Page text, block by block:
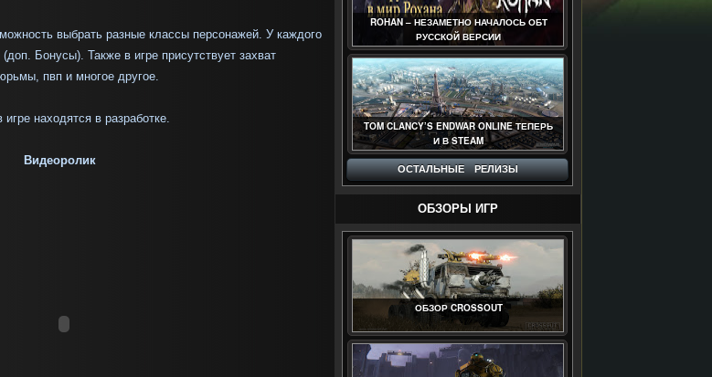
выбрать разные классы персонажей. У каждого
Бонусы). Также в игре присутствует захват
пвп и многое другое.
игре находятся в разработке.
Видеоролик
ROHAN – НЕЗАМЕТНО НАЧАЛОСЬ ОБТ
РУССКОЙ ВЕРСИИ
TOM CLANCY’S ENDWAR ONLINE ТЕПЕРЬ
И В STEAM
ОСТАЛЬНЫЕ РЕЛИЗЫ
ОБЗОРЫ ИГР
ОБЗОР CROSSOUT